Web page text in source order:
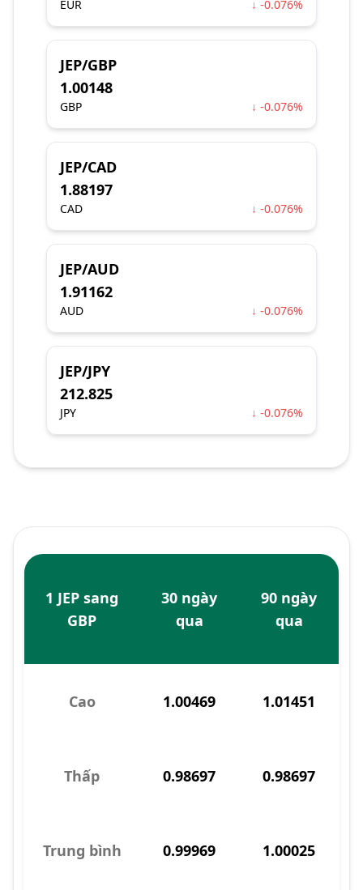
EUR ↓ -0.076%
JEP/GBP
1.00148
GBP ↓ -0.076%
JEP/CAD
1.88197
CAD ↓ -0.076%
JEP/AUD
1.91162
AUD ↓ -0.076%
JEP/JPY
212.825
JPY ↓ -0.076%
1 JEP sang
GBP
30 ngày
qua
90 ngày
qua
Cao 1.00469 1.01451
Thấp 0.98697 0.98697
Trung bình 0.99969 1.00025